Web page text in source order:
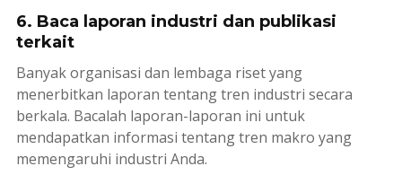
6. Baca laporan industri dan publikasi
terkait
Banyak organisasi dan lembaga riset yang
menerbitkan laporan tentang tren industri secara
berkala. Bacalah laporan-laporan ini untuk
mendapatkan informasi tentang tren makro yang
memengaruhi industri Anda.